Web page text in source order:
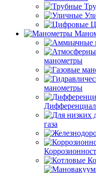
манометры
манометры
газа